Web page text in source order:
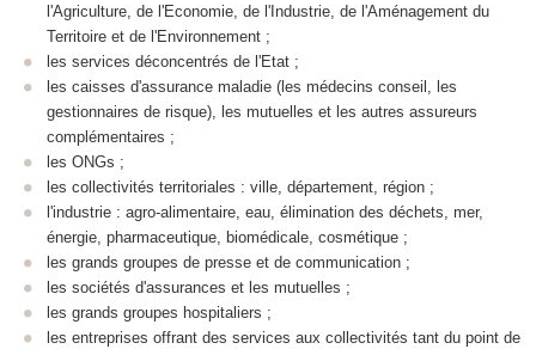
l'Agriculture, de l'Economie, de l'Industrie, de l'Aménagement du
Territoire et de l'Environnement ;
les services déconcentrés de l'Etat ;
les caisses d'assurance maladie (les médecins conseil, les
gestionnaires de risque), les mutuelles et les autres assureurs
complémentaires ;
les ONGs ;
les collectivités territoriales : ville, département, région ;
l'industrie : agro-alimentaire, eau, élimination des déchets, mer,
énergie, pharmaceutique, biomédicale, cosmétique ;
les grands groupes de presse et de communication ;
les sociétés d'assurances et les mutuelles ;
les grands groupes hospitaliers ;
les entreprises offrant des services aux collectivités tant du point de